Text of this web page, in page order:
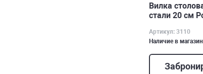
Вилка
стали 20 см
Артикул: 3110
Наличие в